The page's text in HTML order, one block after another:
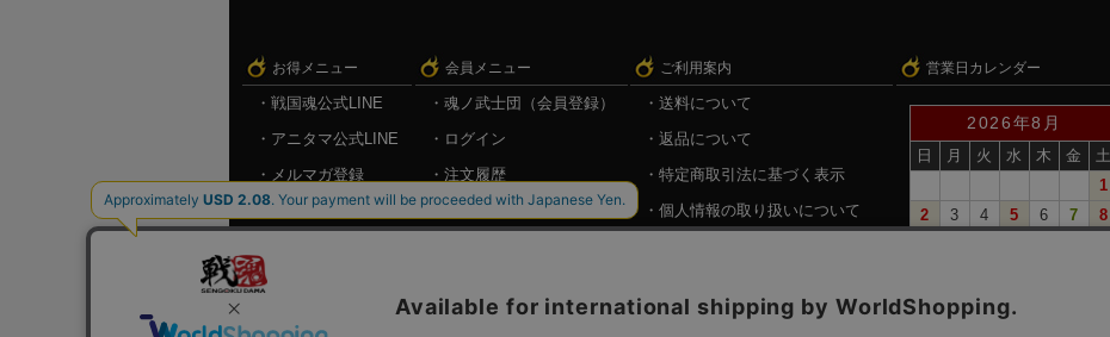
お得メニュー
戦国魂公式LINE
アニタマ公式LINE
メルマガ登録
キャンペーン情報
会員メニュー
魂ノ武士団（会員登録）
ログイン
注文履歴
お気に入り
ご利用案内
送料について
返品について
特定商取引法に基づく表示
個人情報の取り扱いについて
営業日カレンダー
2026年8月
日 月 火 水 木 金
土
1
2
3 4 5 6 7
8
23
24 25 26